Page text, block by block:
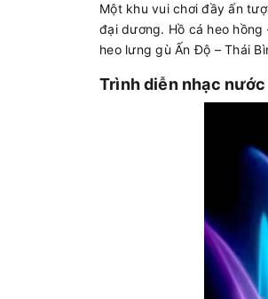
Một khu vui chơi đầy ấn
đại dương. Hồ cá heo
heo lưng gù Ấn Độ – Thái
Trình diễn nhạc